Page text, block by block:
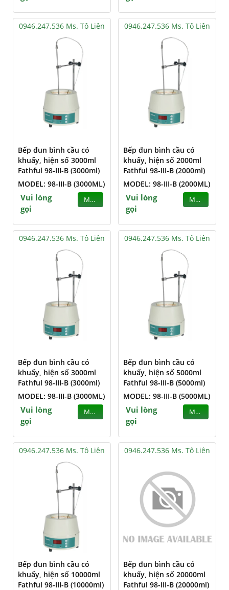
0946.247.536 Ms. Tô Liên
Bếp đun bình cầu có
khuấy, hiện số 3000ml
Fathful 98-III-B (3000ml)
MODEL: 98-III-B (3000ML)
Vui lòng
gọi
MUA
0946.247.536 Ms. Tô Liên
Bếp đun bình cầu có
khuấy, hiện số 2000ml
Fathful 98-III-B (2000ml)
MODEL: 98-III-B (2000ML)
Vui lòng
gọi
MUA
0946.247.536 Ms. Tô Liên
Bếp đun bình cầu có
khuấy, hiện số 3000ml
Fathful 98-III-B (3000ml)
MODEL: 98-III-B (3000ML)
Vui lòng
gọi
MUA
0946.247.536 Ms. Tô Liên
Bếp đun bình cầu có
khuấy, hiện số 5000ml
Fathful 98-III-B (5000ml)
MODEL: 98-III-B (5000ML)
Vui lòng
gọi
MUA
0946.247.536 Ms. Tô Liên
Bếp đun bình cầu có
khuấy, hiện số 10000ml
Fathful 98-III-B (10000ml)
0946.247.536 Ms. Tô Liên
Bếp đun bình cầu có
khuấy, hiện số 20000ml
Fathful 98-III-B (20000ml)